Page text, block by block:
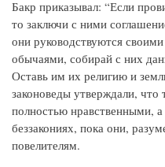
Бакр приказывал: “Если
то заключи с ними
они руководствуются
обычаями, собирай с них
Оставь им их религию и
законоведы утверждали,
полностью нравственными,
беззакониях, пока они,
повелителям.